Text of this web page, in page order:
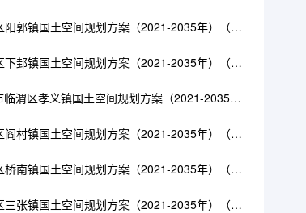
阳郭镇国土空间规划方案（2021-2035年）（公
下邽镇国土空间规划方案（2021-2035年）（公
临渭区孝义镇国土空间规划方案（2021-2035
阎村镇国土空间规划方案（2021-2035年）（公
桥南镇国土空间规划方案（2021-2035年）（公
三张镇国土空间规划方案（2021-2035年）（公